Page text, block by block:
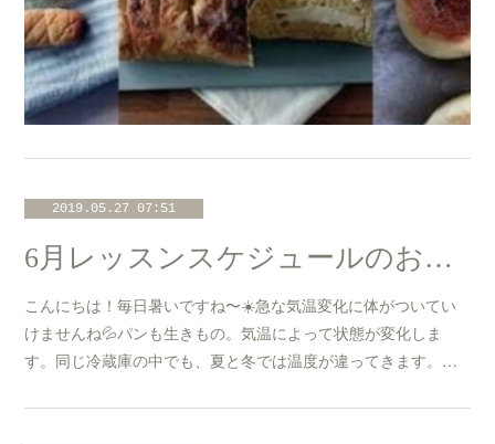
2019.05.27 07:51
6月レッスンスケジュールのお知らせ☆
こんにちは！毎日暑いですね〜☀️急な気温変化に体がついてい
けませんね💦パンも生きもの。気温によって状態が変化しま
す。同じ冷蔵庫の中でも、夏と冬では温度が違ってきます。…